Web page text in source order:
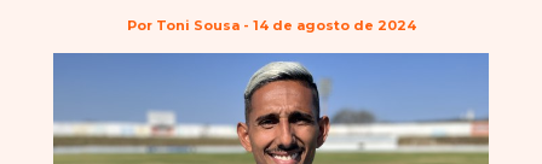
Por Toni Sousa - 14 de agosto de 2024